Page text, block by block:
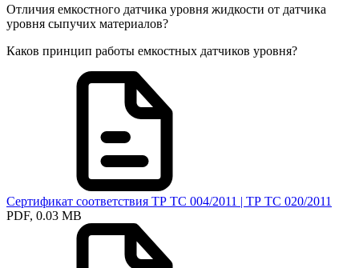
Отличия емкостного датчика уровня жидкости от датчика
уровня сыпучих материалов?
Каков принцип работы емкостных датчиков уровня?
Сертификат соответствия ТР ТС 004/2011 | ТР ТС 020/2011
PDF, 0.03 MB